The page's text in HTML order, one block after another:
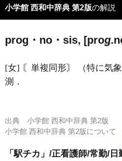
小学館 西和中辞典 第2版の解説
prog・no・sis, [proǥ
[女] 〘単複同形〙 （特に気
測．
出典 小学館 西和中辞典 第2版
小学館 西和中辞典 第2版につい
「駅チカ」/正看護師/常勤/